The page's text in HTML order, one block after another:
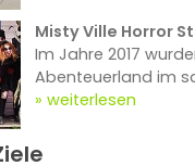
Misty Ville Horror
Im Jahre 2017
Abenteuerland im
weiterlesen